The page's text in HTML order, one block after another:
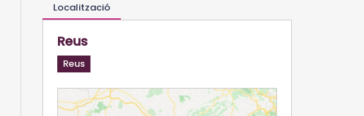
Localització
Reus
Reus